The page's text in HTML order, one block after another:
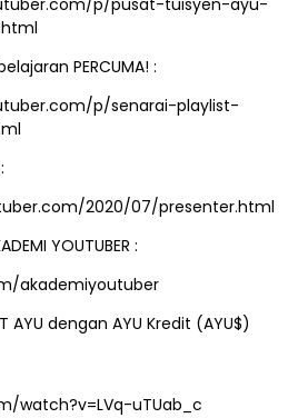
p/pusat-tuisyen-ayu-
PERCUMA! :
p/senarai-playlist-
2020/07/presenter.html
YOUTUBER :
akademiyoutuber
AYU dengan AYU Kredit (AYU$)
watch?v=LVq-uTUab_c